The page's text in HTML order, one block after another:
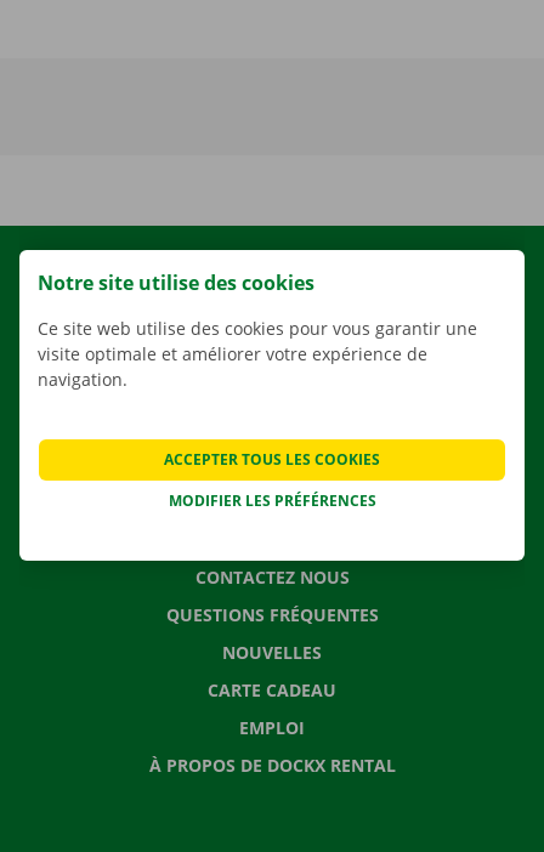
LOCATION
NOS SERVICES
SOLUTIONS DE DÉMÉNAGEMENT
CONTACTEZ NOUS
QUESTIONS FRÉQUENTES
NOUVELLES
CARTE CADEAU
EMPLOI
À PROPOS DE DOCKX RENTAL
Notre site utilise des cookies
Ce site web utilise des cookies pour vous garantir une
visite optimale et améliorer votre expérience de
navigation.
MODIFIER LES PRÉFÉRENCES
ACCEPTER TOUS LES COOKIES